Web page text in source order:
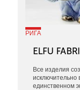
РИГА
ELFU
Все изделия
исключительно
единственном